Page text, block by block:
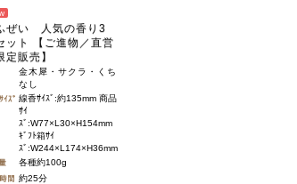
ぜい 人気の香り3
ット 【ご進物／直営
定販売】
金木犀・サクラ・くち
なし
線香ｻｲｽﾞ:約135mm 商品
ｻｲ
ｽﾞ:W77×L30×H154mm
ｷﾞﾌﾄ箱ｻｲ
ｽﾞ:W244×L174×H36mm
各種約100g
約25分